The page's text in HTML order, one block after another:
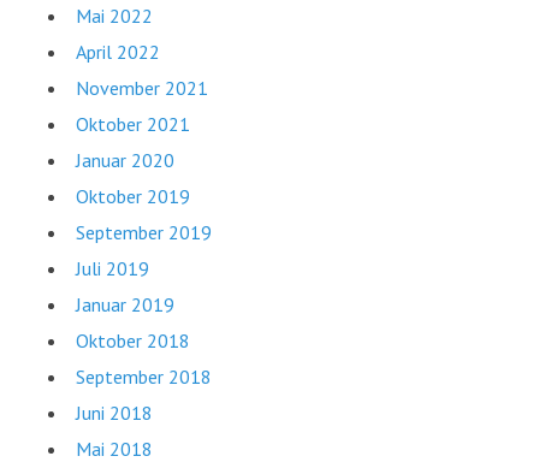
Mai 2022
April 2022
November 2021
Oktober 2021
Januar 2020
Oktober 2019
September 2019
Juli 2019
Januar 2019
Oktober 2018
September 2018
Juni 2018
Mai 2018